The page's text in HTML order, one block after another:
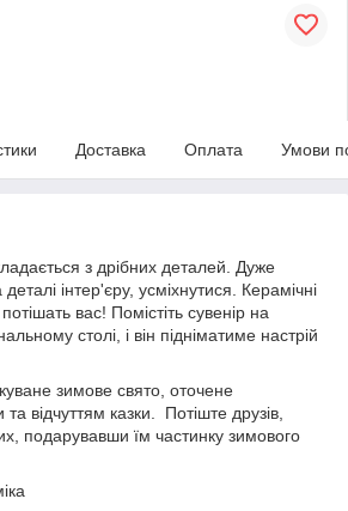
Доставка Оплата Умови
з дрібних деталей. Дуже
інтер'єру, усміхнутися. Керамічні
вас! Помістіть сувенір на
столі, і він підніматиме настрій
зимове свято, оточене
відчуттям казки. Потіште друзів,
подарувавши їм частинку зимового